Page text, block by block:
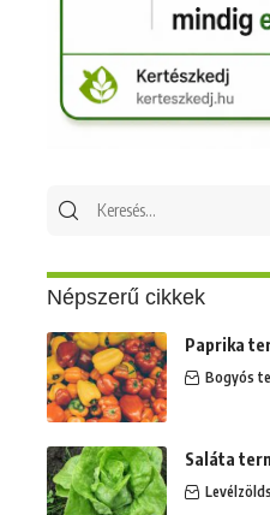
Keresés
Népszerű cikkek
Paprika
Bogyós
Saláta